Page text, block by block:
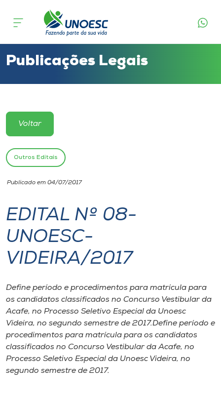
Cursos
Atendimento ao Estudante
Portal de Ensino
Unoesc
Internacionalização
I.nova
Cultura
CPA
Biblioteca
Publicações Legais
Voltar
Outros Editais
Publicado em 04/07/2017
EDITAL Nº 08-
UNOESC-
VIDEIRA/2017
Define período e procedimentos para matrícula para
os candidatos classificados no Concurso Vestibular da
Acafe, no Processo Seletivo Especial da Unoesc
Videira, no segundo semestre de 2017.Define período e
procedimentos para matrícula para os candidatos
classificados no Concurso Vestibular da Acafe, no
Processo Seletivo Especial da Unoesc Videira, no
segundo semestre de 2017.